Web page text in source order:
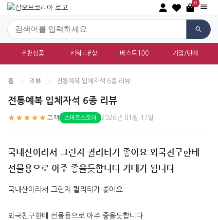
0
추천상품 키워드#샵 베스트100 기업/단체
홈 › 리뷰 › 전통예복 입체자석 6종 리뷰
전통예복 입체자석 6종 리뷰
★★★★★ 고객 스마트스토어 2026년 01월 17일
국내산이라서 그런지 퀼리티가 좋아요 외국친구한테
선물용으로 아주 좋을듯합니다 기대가 됩니다
국내산이라서 그런지 퀼리티가 좋아요
외국친구한테 선물용으로 아주 좋을듯합니다